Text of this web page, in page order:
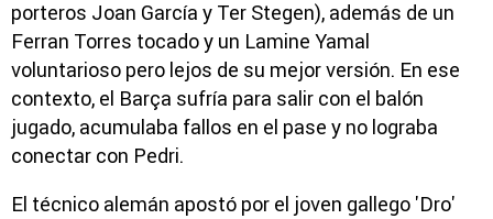
porteros Joan García y Ter Stegen), además de un
Ferran Torres tocado y un Lamine Yamal
voluntarioso pero lejos de su mejor versión. En ese
contexto, el Barça sufría para salir con el balón
jugado, acumulaba fallos en el pase y no lograba
conectar con Pedri.
El técnico alemán apostó por el joven gallego 'Dro'